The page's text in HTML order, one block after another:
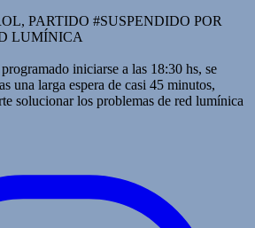
PARTIDO #SUSPENDIDO POR
LUMÍNICA
iniciarse a las 18:30 hs, se
una larga espera de casi 45 minutos,
solucionar los problemas de red lumínica